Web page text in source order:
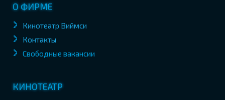
О ФИРМЕ
Кинотеатр Виймси
Контакты
Свободные вакансии
КИНОТЕАТР